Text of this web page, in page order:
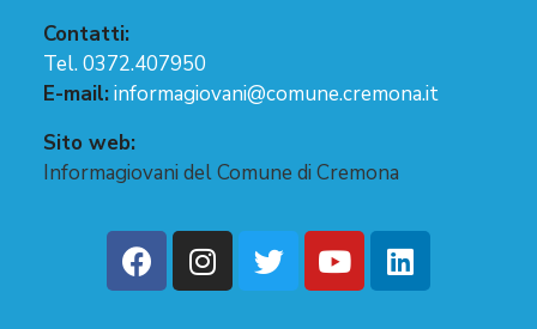
Contatti:
Tel. 0372.407950
E-mail:informagiovani@comune.cremona.it
Sito web:
Informagiovani del Comune di Cremona